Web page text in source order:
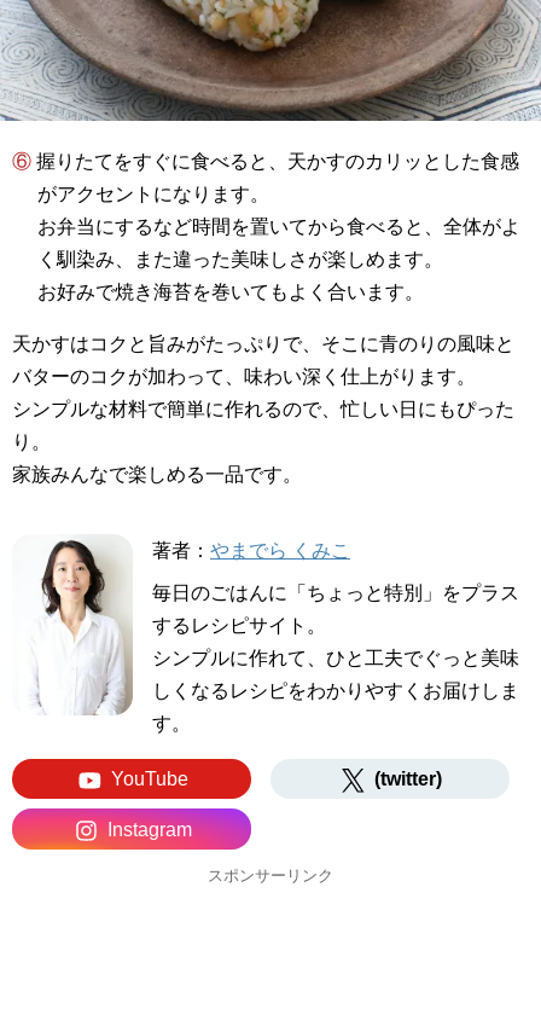
⑥ 握りたてをすぐに食べると、天かすのカリッとした食感
がアクセントになります。
お弁当にするなど時間を置いてから食べると、全体がよ
く馴染み、また違った美味しさが楽しめます。
お好みで焼き海苔を巻いてもよく合います。
天かすはコクと旨みがたっぷりで、そこに青のりの風味と
バターのコクが加わって、味わい深く仕上がります。
シンプルな材料で簡単に作れるので、忙しい日にもぴった
り。
家族みんなで楽しめる一品です。
著者： やまでら くみこ
毎日のごはんに「ちょっと特別」をプラス
するレシピサイト。
シンプルに作れて、ひと工夫でぐっと美味
しくなるレシピをわかりやすくお届けしま
す。
YouTube (twitter)
Instagram
スポンサーリンク